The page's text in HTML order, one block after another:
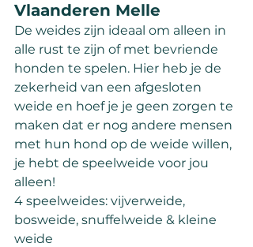
Vlaanderen Melle
De weides zijn ideaal om alleen in
alle rust te zijn of met bevriende
honden te spelen. Hier heb je de
zekerheid van een afgesloten
weide en hoef je je geen zorgen te
maken dat er nog andere mensen
met hun hond op de weide willen,
je hebt de speelweide voor jou
alleen!
4 speelweides: vijverweide,
bosweide, snuffelweide & kleine
weide